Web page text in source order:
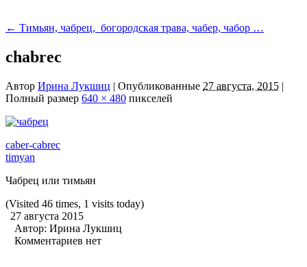
← Тимьян, чабрец, богородская трава, чабер, чабор …
chabrec
Автор Ирина Лукшиц | Опубликованные 27 августа, 2015 |
Полный размер 640 × 480 пикселей
caber-cabrec
timyan
Чабрец или тимьян
(Visited 46 times, 1 visits today)
27 августа 2015
Автор: Ирина Лукшиц
Комментариев нет